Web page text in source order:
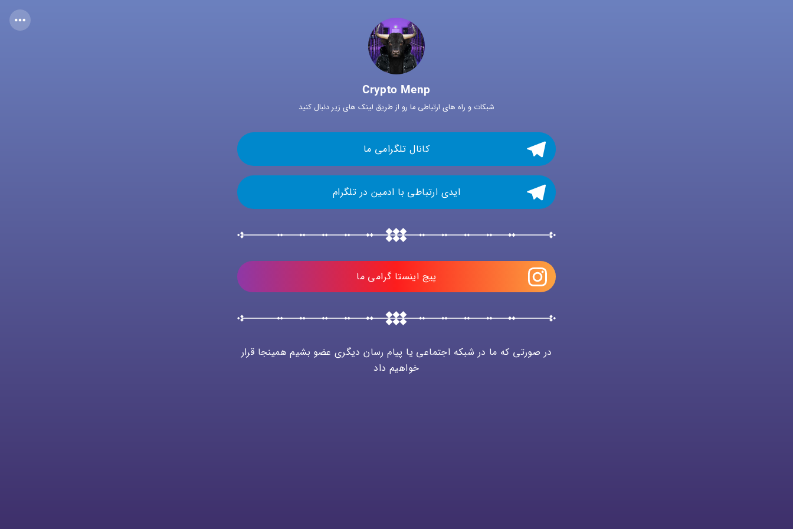
Crypto Menp
شبکات و راه های ارتباطی ما رو از طریق لینک های زیر دنبال کنید
کانال تلگرامی ما
ایدی ارتباطی با ادمین در تلگرام
پیج اینستا گرامی ما
در صورتی که ما در شبکه اجتماعی یا پیام رسان دیگری عضو بشیم همینجا قرار
خواهیم داد